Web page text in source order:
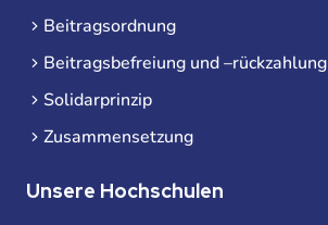
Beitragsordnung
Beitragsbefreiung und –rückzahlung
Solidarprinzip
Zusammensetzung
Unsere Hochschulen